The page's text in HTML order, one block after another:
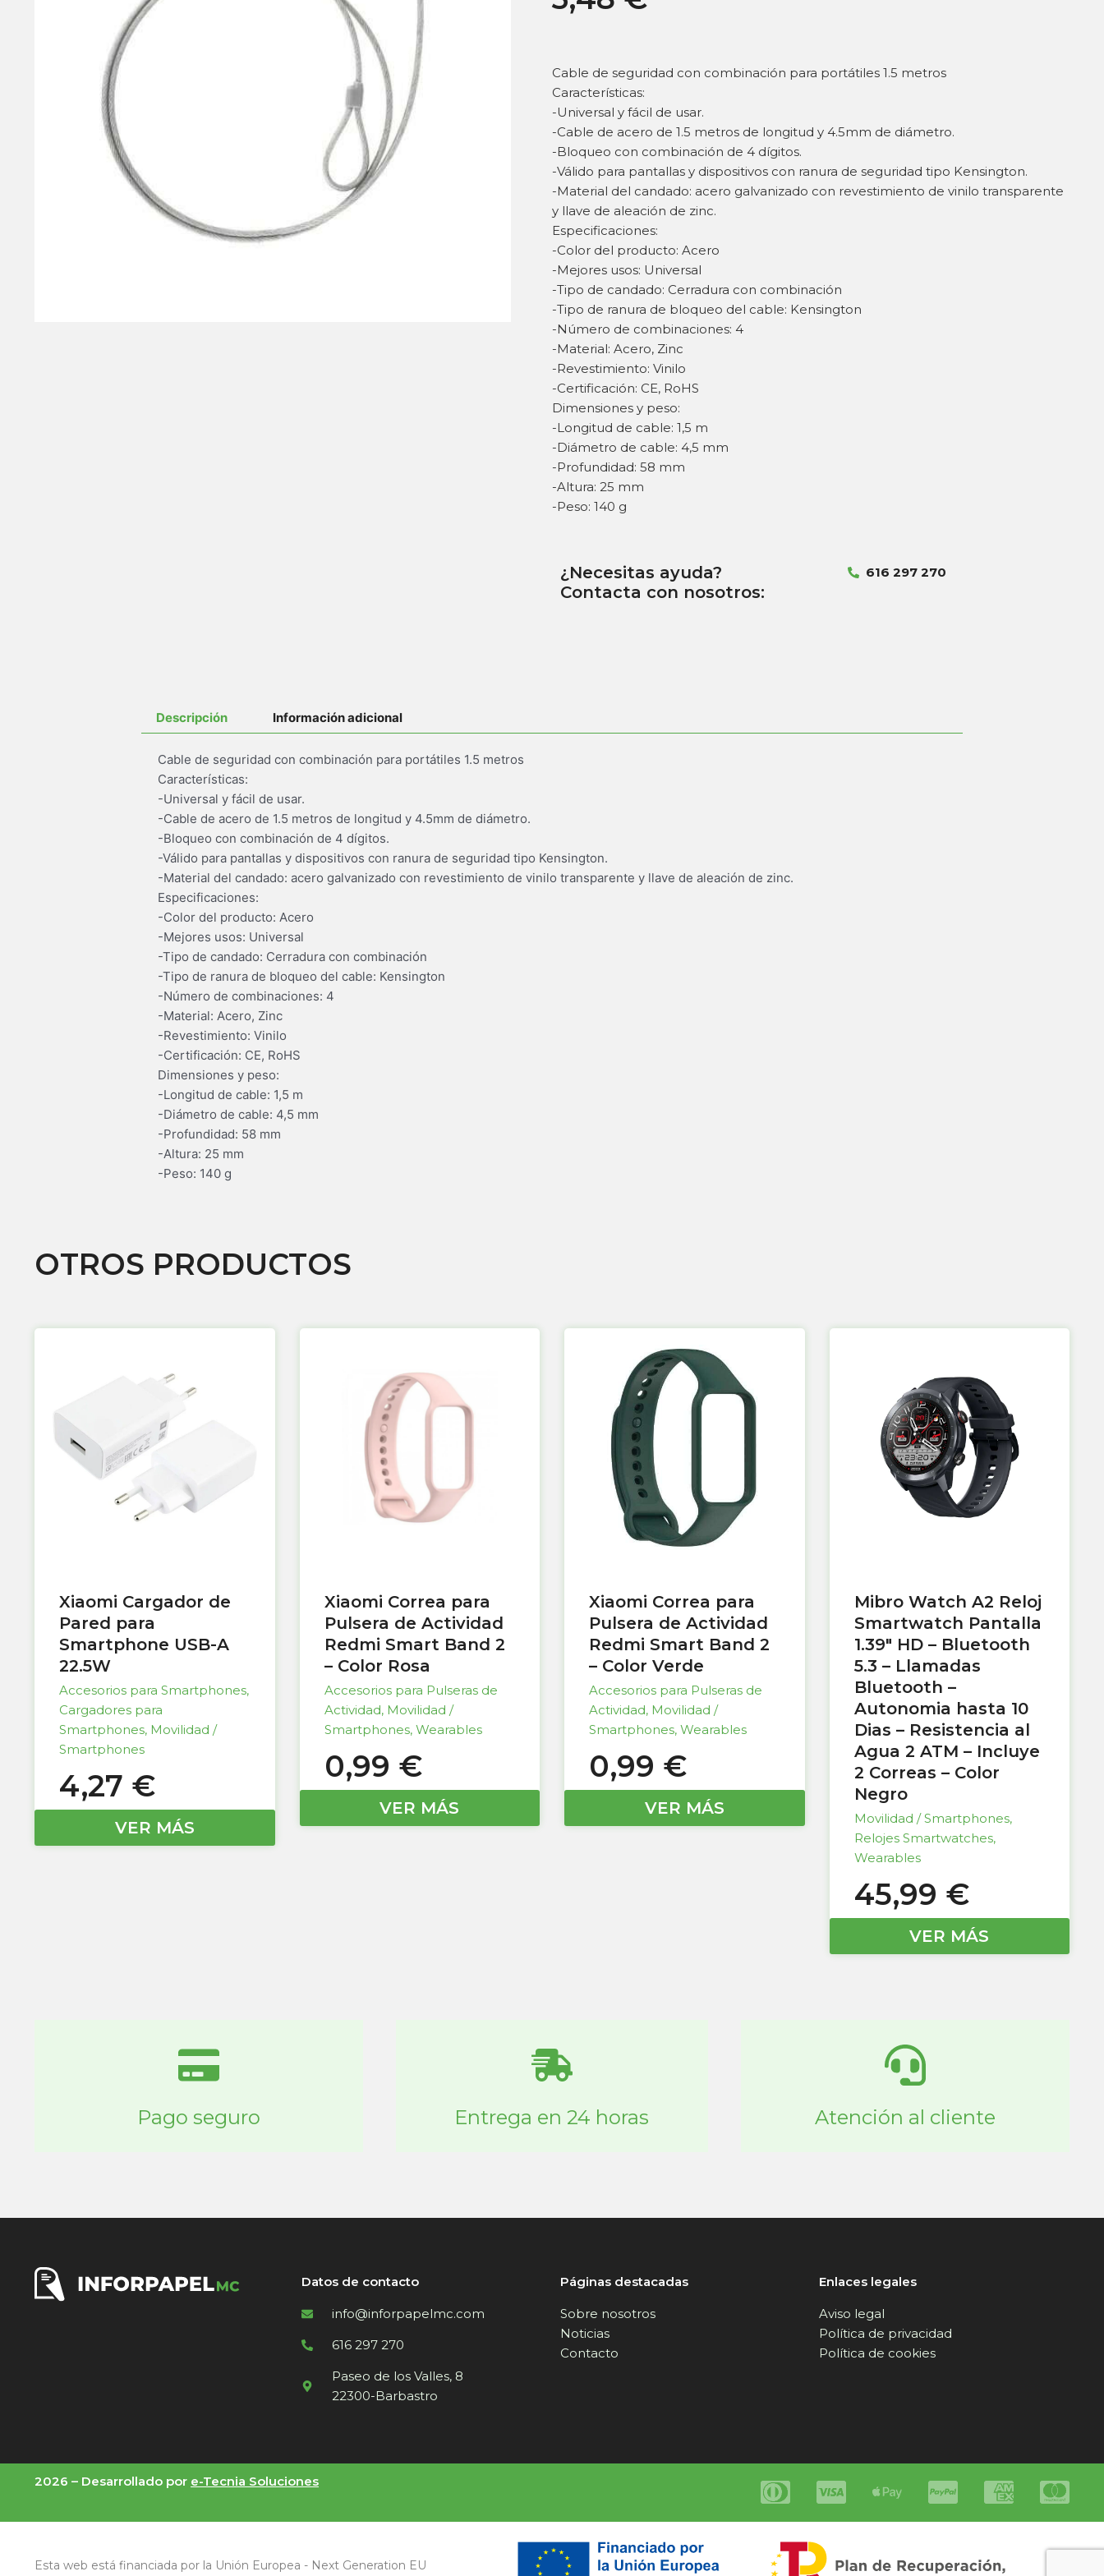
Cable de seguridad con combinación para portátiles 1.5 metros
Características:
-Universal y fácil de usar.
-Cable de acero de 1.5 metros de longitud y 4.5mm de diámetro.
-Bloqueo con combinación de 4 dígitos.
-Válido para pantallas y dispositivos con ranura de seguridad tipo Kensington.
-Material del candado: acero galvanizado con revestimiento de vinilo transparente
y llave de aleación de zinc.
Especificaciones:
-Color del producto: Acero
-Mejores usos: Universal
-Tipo de candado: Cerradura con combinación
-Tipo de ranura de bloqueo del cable: Kensington
-Número de combinaciones: 4
-Material: Acero, Zinc
-Revestimiento: Vinilo
-Certificación: CE, RoHS
Dimensiones y peso:
-Longitud de cable: 1,5 m
-Diámetro de cable: 4,5 mm
-Profundidad: 58 mm
-Altura: 25 mm
-Peso: 140 g
¿Necesitas ayuda?
Contacta con nosotros:
616 297 270
Descripción Información adicional
Cable de seguridad con combinación para portátiles 1.5 metros
Características:
-Universal y fácil de usar.
-Cable de acero de 1.5 metros de longitud y 4.5mm de diámetro.
-Bloqueo con combinación de 4 dígitos.
-Válido para pantallas y dispositivos con ranura de seguridad tipo Kensington.
-Material del candado: acero galvanizado con revestimiento de vinilo transparente y llave de aleación de zinc.
Especificaciones:
-Color del producto: Acero
-Mejores usos: Universal
-Tipo de candado: Cerradura con combinación
-Tipo de ranura de bloqueo del cable: Kensington
-Número de combinaciones: 4
-Material: Acero, Zinc
-Revestimiento: Vinilo
-Certificación: CE, RoHS
Dimensiones y peso:
-Longitud de cable: 1,5 m
-Diámetro de cable: 4,5 mm
-Profundidad: 58 mm
-Altura: 25 mm
-Peso: 140 g
OTROS PRODUCTOS
Xiaomi Cargador de
Pared para
Smartphone USB-A
22.5W
Accesorios para Smartphones,
Cargadores para
Smartphones, Movilidad /
Smartphones
4,27 €
VER MÁS
Xiaomi Correa para
Pulsera de Actividad
Redmi Smart Band 2
– Color Rosa
Accesorios para Pulseras de
Actividad, Movilidad /
Smartphones, Wearables
0,99 €
VER MÁS
Xiaomi Correa para
Pulsera de Actividad
Redmi Smart Band 2
– Color Verde
Accesorios para Pulseras de
Actividad, Movilidad /
Smartphones, Wearables
0,99 €
VER MÁS
Mibro Watch A2 Reloj
Smartwatch Pantalla
1.39″ HD – Bluetooth
5.3 – Llamadas
Bluetooth –
Autonomia hasta 10
Dias – Resistencia al
Agua 2 ATM – Incluye
2 Correas – Color
Negro
Movilidad / Smartphones,
Relojes Smartwatches,
Wearables
45,99 €
VER MÁS
Pago seguro Entrega en 24 horas Atención al cliente
Datos de contacto
info@inforpapelmc.com
616 297 270
Paseo de los Valles, 8
22300-Barbastro
Páginas destacadas
Sobre nosotros
Noticias
Contacto
Enlaces legales
Aviso legal
Política de privacidad
Política de cookies
2026 – Desarrollado por e-Tecnia Soluciones
Esta web está financiada por la Unión Europea - Next Generation EU